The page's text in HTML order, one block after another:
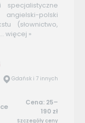
specjalistyczne
polski
(słownictwo,
więcej »
Gdańsk i 7 innych
Cena: 25–
190 zł
Szczegóły ceny